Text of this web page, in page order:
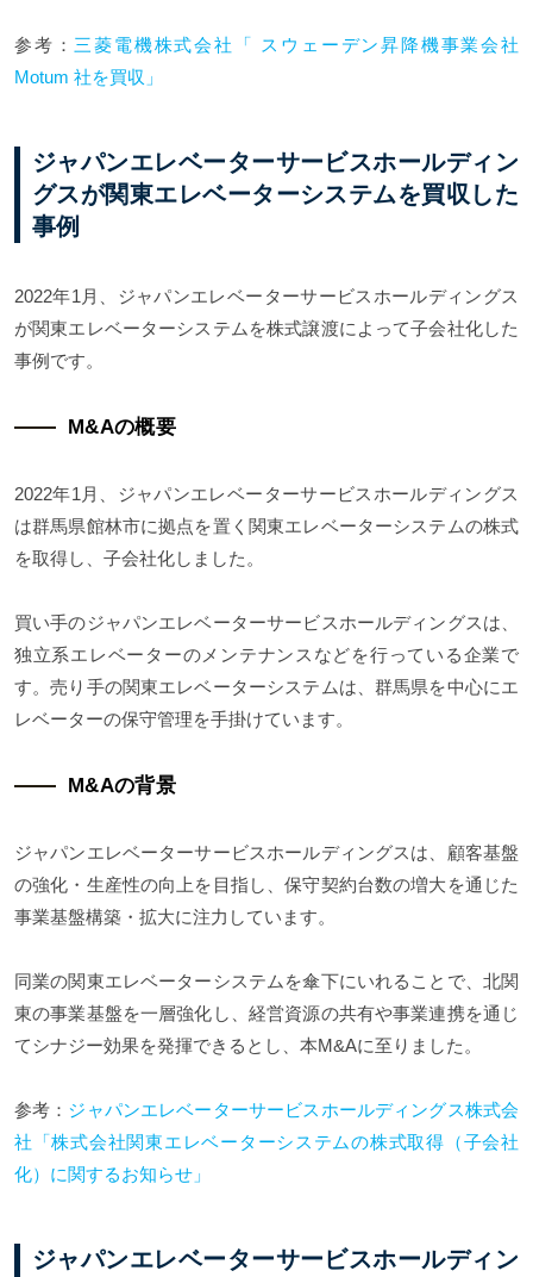
参考： 三菱電機株式会社「 スウェーデン昇降機事業会社
Motum 社を買収」
ジャパンエレベーターサービスホールディン
グスが関東エレベーターシステムを買収した
事例
2022年1月、ジャパンエレベーターサービスホールディングス
が関東エレベーターシステムを株式譲渡によって子会社化した
事例です。
M&Aの概要
2022年1月、ジャパンエレベーターサービスホールディングス
は群馬県館林市に拠点を置く関東エレベーターシステムの株式
を取得し、子会社化しました。
買い手のジャパンエレベーターサービスホールディングスは、
独立系エレベーターのメンテナンスなどを行っている企業で
す。売り手の関東エレベーターシステムは、群馬県を中心にエ
レベーターの保守管理を手掛けています。
M&Aの背景
ジャパンエレベーターサービスホールディングスは、顧客基盤
の強化・生産性の向上を目指し、保守契約台数の増大を通じた
事業基盤構築・拡大に注力しています。
同業の関東エレベーターシステムを傘下にいれることで、北関
東の事業基盤を一層強化し、経営資源の共有や事業連携を通じ
てシナジー効果を発揮できるとし、本M&Aに至りました。
参考： ジャパンエレベーターサービスホールディングス株式会
社「株式会社関東エレベーターシステムの株式取得（子会社
化）に関するお知らせ」
ジャパンエレベーターサービスホールディン